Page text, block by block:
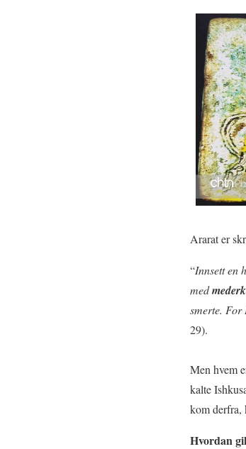
Ararat er
“Innsett en
med
smerte. For
29).
Men hvem
kalte
kom derfra,
Hvordan